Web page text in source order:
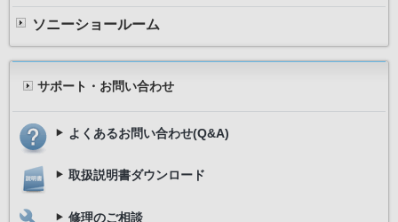
ソニーショールーム
サポート・お問い合わせ
よくあるお問い合わせ(Q&A)
取扱説明書ダウンロード
修理のご相談